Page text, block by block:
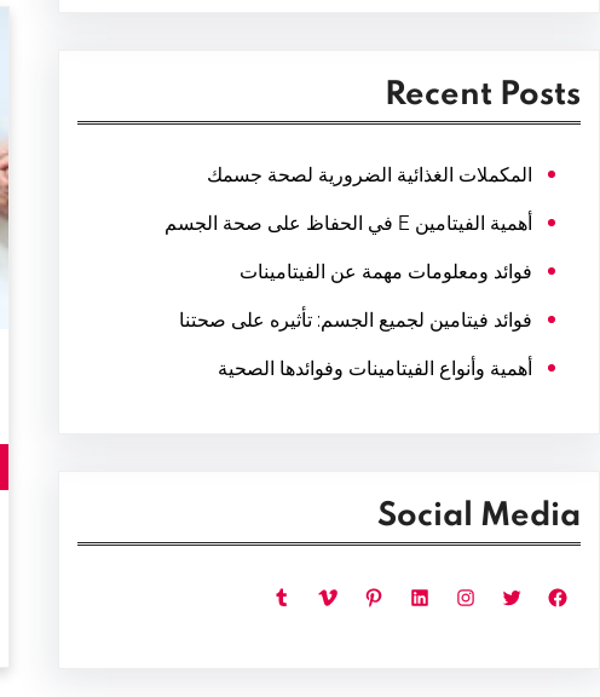
Recent Posts
المكملات الغذائية الضرورية لصحة جسمك
أهمية الفيتامين E في الحفاظ على صحة الجسم
فوائد ومعلومات مهمة عن الفيتامينات
فوائد فيتامين لجميع الجسم: تأثيره على صحتنا
أهمية وأنواع الفيتامينات وفوائدها الصحية
Social Media
فيسبوك تويتر إنستجرام لينكد إن بينتريست فيميو تمبلر